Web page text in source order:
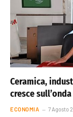
Ceramica,
cresce
ECONOMIA 7 Agosto